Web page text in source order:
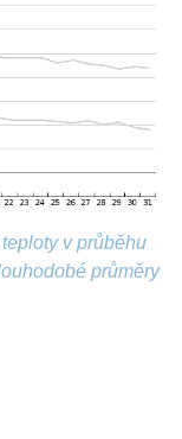
v průběhu
průměry